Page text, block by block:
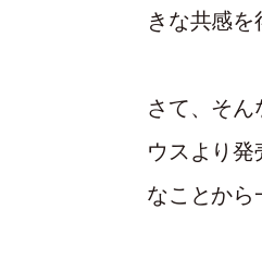
きな共感を
さて、そ
ウスより
なことか